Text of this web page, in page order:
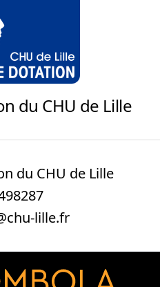
du CHU de Lille
du CHU de Lille
lille.fr